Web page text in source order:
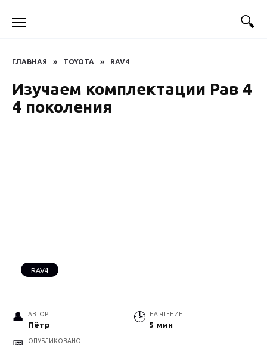
ГЛАВНАЯ » TOYOTA » RAV4
Изучаем комплектации Рав 4
4 поколения
RAV4
АВТОР
Пётр
НА ЧТЕНИЕ
5 мин
ОПУБЛИКОВАНО